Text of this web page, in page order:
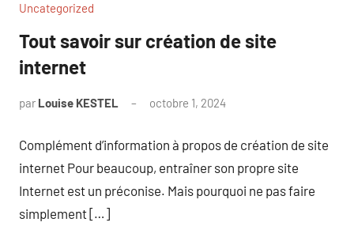
Uncategorized
Tout savoir sur création de site
internet
par Louise KESTEL octobre 1, 2024
Complément d’information à propos de création de site
internet Pour beaucoup, entraîner son propre site
Internet est un préconise. Mais pourquoi ne pas faire
simplement […]